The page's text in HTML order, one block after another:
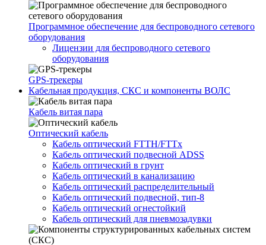
Программное обеспечение для беспроводного сетевого
оборудования
Лицензии для беспроводного сетевого
оборудования
GPS-трекеры
Кабельная продукция, СКС и компоненты ВОЛС
Кабель витая пара
Оптический кабель
Кабель оптический FTTH/FTTx
Кабель оптический подвесной ADSS
Кабель оптический в грунт
Кабель оптический в канализацию
Кабель оптический распределительный
Кабель оптический подвесной, тип-8
Кабель оптический огнестойкий
Кабель оптический для пневмозадувки